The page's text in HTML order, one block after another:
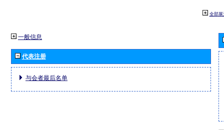
全部展
一般信息
代表注册
与会者最后名单